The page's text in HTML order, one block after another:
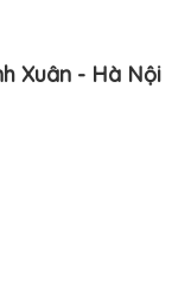
Xuân - Hà Nội